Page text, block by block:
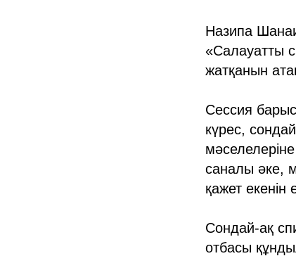
Назипа
«Салауатты
жатқанын
Сессия
күрес,
саналы әке,
қажет екенін
Сондай-ақ
отбасы